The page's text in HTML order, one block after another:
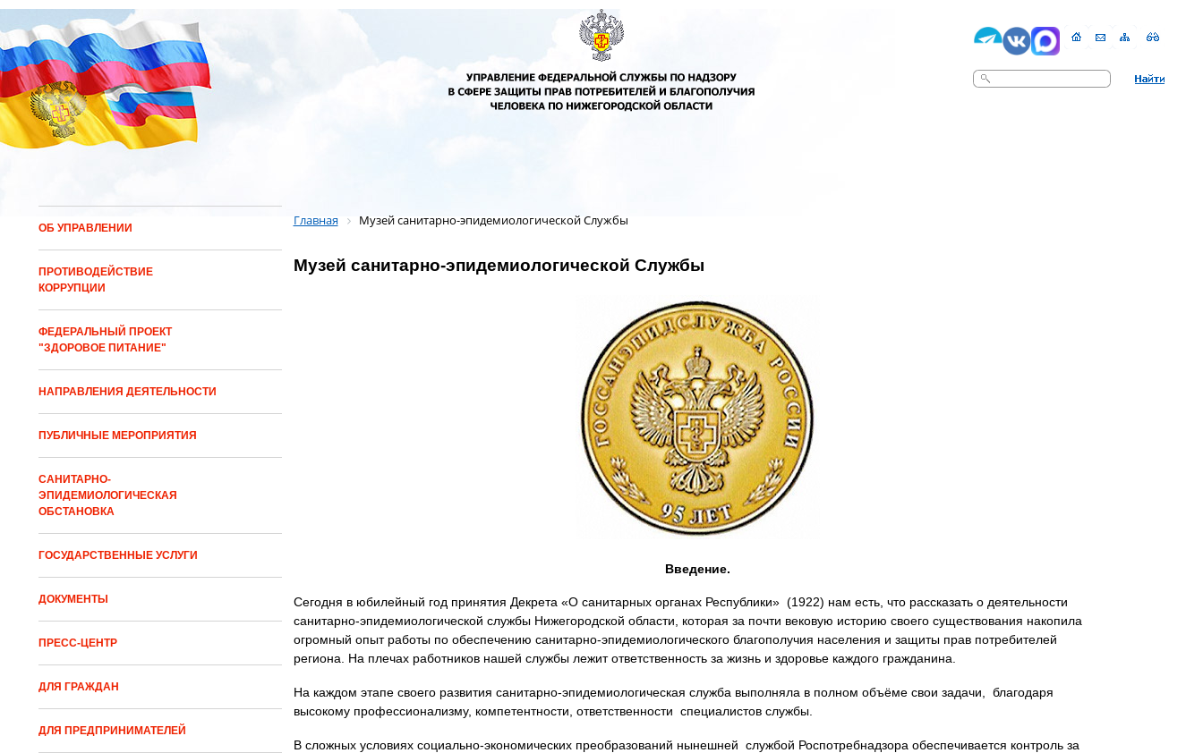
Поиск
ОБ УПРАВЛЕНИИ
ПРОТИВОДЕЙСТВИЕ
КОРРУПЦИИ
ФЕДЕРАЛЬНЫЙ ПРОЕКТ
"ЗДОРОВОЕ ПИТАНИЕ"
НАПРАВЛЕНИЯ ДЕЯТЕЛЬНОСТИ
ПУБЛИЧНЫЕ МЕРОПРИЯТИЯ
САНИТАРНО-
ЭПИДЕМИОЛОГИЧЕСКАЯ
ОБСТАНОВКА
ГОСУДАРСТВЕННЫЕ УСЛУГИ
ДОКУМЕНТЫ
ПРЕСС-ЦЕНТР
ДЛЯ ГРАЖДАН
ДЛЯ ПРЕДПРИНИМАТЕЛЕЙ
Главная Музей санитарно-эпидемиологической Службы
Музей санитарно-эпидемиологической Службы
Введение.
Сегодня в юбилейный год принятия Декрета «О санитарных органах Республики» (1922) нам есть, что рассказать о деятельности
санитарно-эпидемиологической службы Нижегородской области, которая за почти вековую историю своего существования накопила
огромный опыт работы по обеспечению санитарно-эпидемиологического благополучия населения и защиты прав потребителей
региона. На плечах работников нашей службы лежит ответственность за жизнь и здоровье каждого гражданина.
На каждом этапе своего развития санитарно-эпидемиологическая служба выполняла в полном объёме свои задачи, благодаря
высокому профессионализму, компетентности, ответственности специалистов службы.
В сложных условиях социально-экономических преобразований нынешней службой Роспотребнадзора обеспечивается контроль за